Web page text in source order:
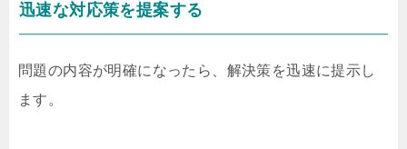
迅速な対応策を提案する
問題の内容が明確になったら、解決策を迅速に提示し
ます。